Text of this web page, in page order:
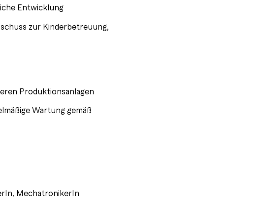
Entwicklung
zur Kinderbetreuung,
Produktionsanlagen
Wartung gemäß
MechatronikerIn